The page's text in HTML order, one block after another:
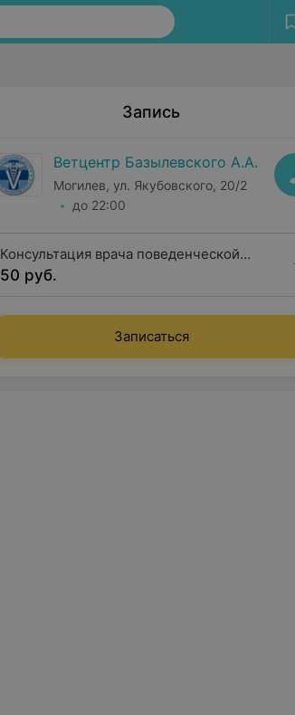
Запись
Ветцентр Базылевского А.А.
Могилев, ул. Якубовского, 20/2
до 22:00
Консультация врача поведенческой
медицины (зоопсихолог)
50 руб.
Записаться